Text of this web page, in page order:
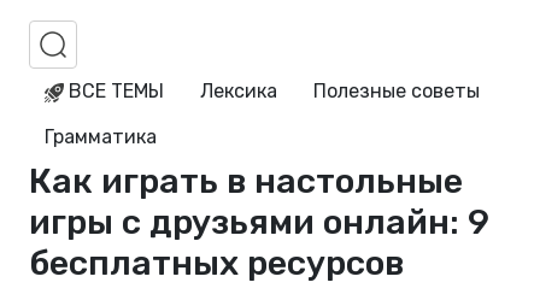
ВСЕ ТЕМЫ Лексика
Полезные советы
Грамматика
Как играть в настольные
игры с друзьями онлайн: 9
бесплатных ресурсов